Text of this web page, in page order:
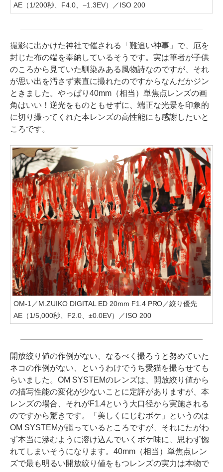
AE（1/200秒、F4.0、−1.3EV）／ISO 200
撮影に出かけた神社で催される「難追い神事」で、厄を
封じた布の端を奉納しているそうです。実は筆者が子供
のころから見ていた馴染みある風物詩なのですが、それ
が思い出を汚さず素直に撮れたのですからなんだかジン
ときました。やっぱり40mm（相当）単焦点レンズの画
角はいい！逆光をものともせずに、端正な光景を印象的
に切り撮ってくれた本レンズの高性能にも感謝したいと
ころです。
OM-1／M.ZUIKO DIGITAL ED 20mm F1.4 PRO／絞り優先
AE（1/5,000秒、F2.0、±0.0EV）／ISO 200
開放絞り値の作例がない、なるべく撮ろうと努めていた
ネコの作例がない、というわけでうち愛猫を撮らせても
らいました。OM SYSTEMのレンズは、開放絞り値から
の描写性能の変化が少ないことに定評がありますが、本
レンズの場合、それがF1.4という大口径から実施される
のですから驚きです。「美しくにじむボケ」というのは
OM SYSTEMが謳っているところですが、それにたがわ
ず本当に滲むように溶け込んでいくボケ味に、思わず惚
れてしまいそうになります。40mm（相当）単焦点レン
ズで最も明るい開放絞り値をもつレンズの実力は本物で